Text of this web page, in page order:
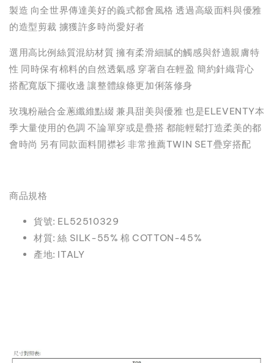
製造 向全世界傳達美好的義式都會風格 透過高級面料與優雅
的造型剪裁 擄獲許多時尚愛好者
選用高比例絲質混紡材質 擁有柔滑細膩的觸感與舒適親膚特
性 同時保有棉料的自然透氣感 穿著自在輕盈 簡約針織背心
搭配寬版下擺收邊 讓整體線條更加俐落修身
玫瑰粉融合金蔥纖維點綴 兼具甜美與優雅 也是ELEVENTY本
季大量使用的色調 不論單穿或是疊搭 都能輕鬆打造柔美的都
會時尚 另有同款面料開襟衫 非常推薦TWIN SET疊穿搭配
商品規格
貨號: EL52510329
材質: 絲 SILK-55% 棉 COTTON-45%
產地: ITALY